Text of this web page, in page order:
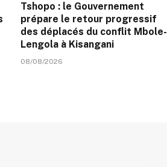
Tshopo : le Gouvernement
prépare le retour progressif
des déplacés du conflit Mbole-
Lengola à Kisangani
08/08/2026